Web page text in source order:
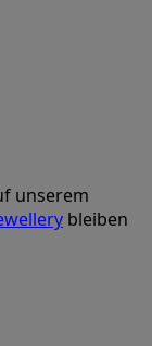
unserem
bleiben